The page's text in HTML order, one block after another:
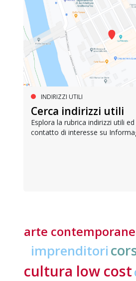
INDIRIZZI UTILI
Cerca indirizzi utili
Esplora la rubrica indirizzi utili
contatto di interesse su
arte
imprenditori
cultura low cost